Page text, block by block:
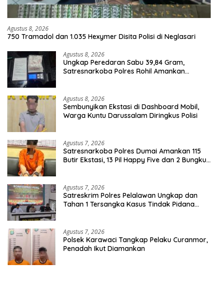
Agustus 8, 2026
750 Tramadol dan 1.035 Hexymer Disita Polisi di Neglasari
Agustus 8, 2026
Ungkap Peredaran Sabu 39,84 Gram,
Satresnarkoba Polres Rohil Amankan
Agustus 8, 2026
Sembunyikan Ekstasi di Dashboard Mobil,
Warga Kuntu Darussalam Diringkus Polisi
Agustus 7, 2026
Satresnarkoba Polres Dumai Amankan 115
Butir Ekstasi, 13 Pil Happy Five dan 2 Bungkus
Agustus 7, 2026
Satreskrim Polres Pelalawan Ungkap dan
Tahan 1 Tersangka Kasus Tindak Pidana
Agustus 7, 2026
Polsek Karawaci Tangkap Pelaku Curanmor,
Penadah Ikut Diamankan